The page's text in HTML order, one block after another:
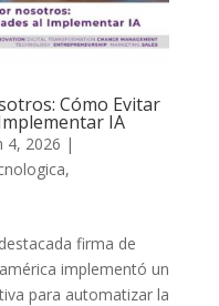
Cómo Evitar
IA
4, 2026 |
,
firma de
implementó un
para automatizar la